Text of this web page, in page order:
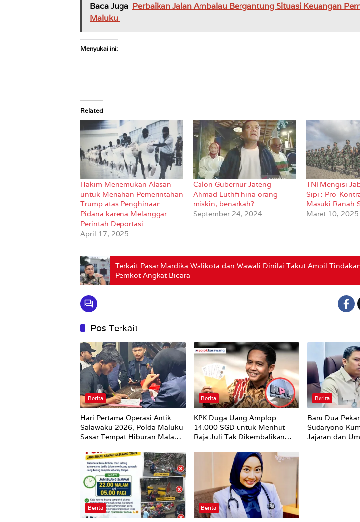
Baca Juga Perbaikan Jalan Ambalau Bergantung Situasi Keuangan
Maluku
Menyukai ini:
Related
Hakim Menemukan Alasan
untuk Menahan Pemerintahan
Trump atas Penghinaan
Pidana karena Melanggar
Perintah Deportasi
April 17, 2025
Calon Gubernur Jateng
Ahmad Luthfi hina orang
miskin, benarkah?
September 24, 2024
TNI Mengisi
Sipil: Pro-
Masuki Ranah
Maret 10, 2025
Terkait Pasar Mardika Walikota dan Wawali Dinilai Takut Ambil
Pemkot Angkat Bicara
Pos Terkait
Berita
Hari Pertama Operasi Antik
Salawaku 2026, Polda Maluku
Sasar Tempat Hiburan Malam
Berita
KPK Duga Uang Amplop
14.000 SGD untuk Menhut
Raja Juli Tak Dikembalikan
Berita
Baru Dua
Sudaryono
Jajaran dan
Berita Berita